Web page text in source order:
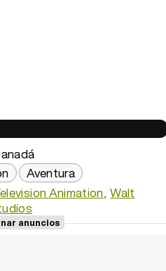
Aventura
Animation Walt
anuncios